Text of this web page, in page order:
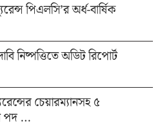
পিএলসি’র অর্ধ-বার্ষিক
নিষ্পত্তিতে অডিট রিপোর্ট
চেয়ারম্যানসহ ৫
পদ ...